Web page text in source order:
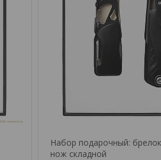
Набор подарочный:
нож складной